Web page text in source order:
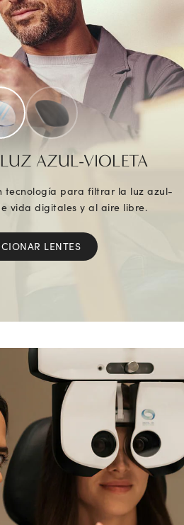
LUZ AZUL-VIOLETA
tecnología para filtrar la luz azul-
vida digitales y al aire libre.
LENTES